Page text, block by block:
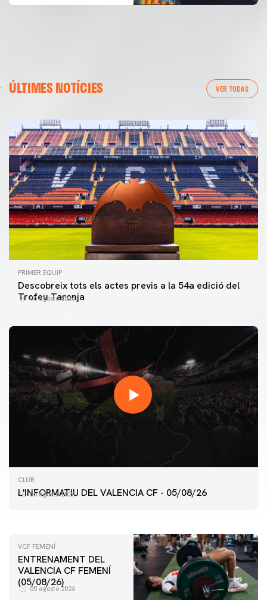
ÚLTIMES NOTÍCIES VER TODAS
PRIMER EQUIP
Descobreix tots els actes previs a la 54a edició del
Trofeu Taronja
06 agosto 2026
CLUB
L'INFORMATIU DEL VALENCIA CF - 05/08/26
05 agosto 2026
PRIMER EQUIP
ENTRENAMENT DEL VALENCIA CF 5/8/2026
VCF FEMENÍ
ENTRENAMENT DEL
VALENCIA CF FEMENÍ
(05/08/26)
05 agosto 2026